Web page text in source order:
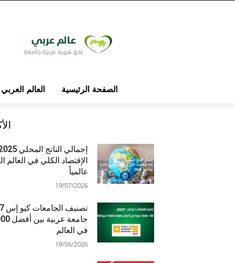
الصفحة الرئيسية العالم العربي
الإقتصاد الكلي في العالم
عالمياً
19/07/2026
في العالم
19/06/2026